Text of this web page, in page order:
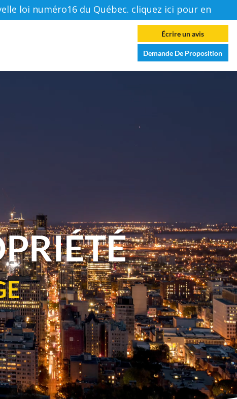
loi numéro16 du Québec. cliquez ici pour en
Écrire un avis
Demande De Proposition